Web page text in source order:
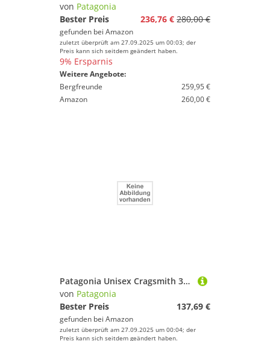
von Patagonia
Bester Preis
236,76 € 280,00 €
gefunden bei Amazon
zuletzt überprüft am 27.09.2025 um 00:03; der
Preis kann sich seitdem geändert haben.
9% Ersparnis
Weitere Angebote:
Bergfreunde
259,95 €
Amazon
260,00 €
Patagonia Unisex Cragsmith 32L Tasche, Schwarz
von Patagonia
Bester Preis
137,69 €
gefunden bei Amazon
zuletzt überprüft am 27.09.2025 um 00:04; der
Preis kann sich seitdem geändert haben.